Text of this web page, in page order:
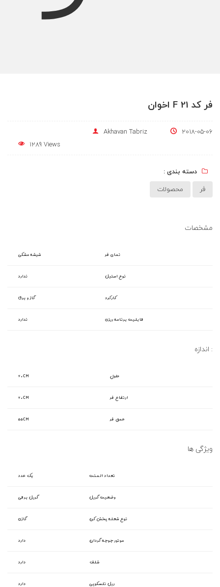
فر کد F 21 اخوان
2018-05-06
Akhavan Tabriz
1289 Views
دسته بندی :
فر
محصولات
مشخصات
شیشه مشکی نمای فر
ندارد نوع استیل
گاز و برق کارکرد
ندارد قابلیت برنامه ریزی
اندازه :
۶۰CM طول
۶۰CM ارتفاع فر
۵۵CM عمق فر
ویژگی ها
یک عدد تعداد المنت
گریل برقی وضعیت گریل
گازی نوع شعله پخش کن
دارد موتور جوجه گردان
دارد شلف
دارد ریل تلسکوپی